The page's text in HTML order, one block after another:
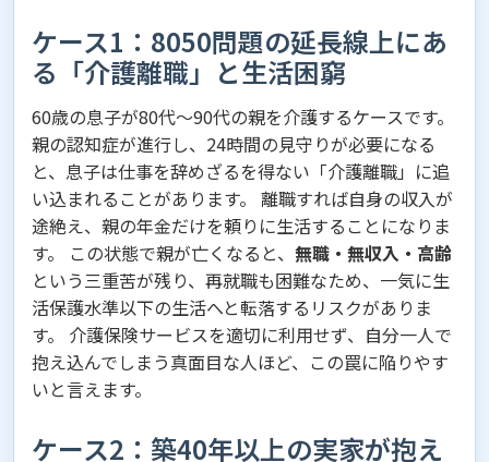
ケース1：8050問題の延長線上にあ
る「介護離職」と生活困窮
60歳の息子が80代〜90代の親を介護するケースです。
親の認知症が進行し、24時間の見守りが必要になる
と、息子は仕事を辞めざるを得ない「介護離職」に追
い込まれることがあります。 離職すれば自身の収入が
途絶え、親の年金だけを頼りに生活することになりま
す。 この状態で親が亡くなると、 無職・無収入・高齢
という三重苦が残り、再就職も困難なため、一気に生
活保護水準以下の生活へと転落するリスクがありま
す。 介護保険サービスを適切に利用せず、自分一人で
抱え込んでしまう真面目な人ほど、この罠に陥りやす
いと言えます。
ケース2：築40年以上の実家が抱え